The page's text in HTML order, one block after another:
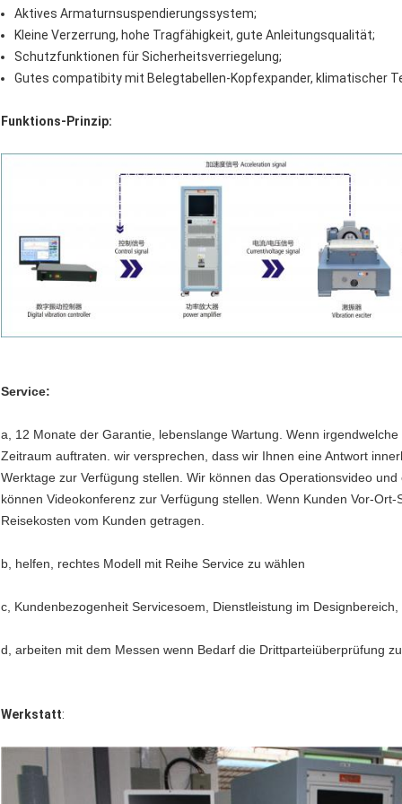
Aktives Armaturnsuspendierungssystem;
Kleine Verzerrung, hohe Tragfähigkeit, gute Anleitungsqualität;
Schutzfunktionen für Sicherheitsverriegelung;
Gutes compatibity mit Belegtabellen-Kopfexpander, klimatischer
Funktions-Prinzip:
Service:
a, 12 Monate der Garantie, lebenslange Wartung. Wenn
Zeitraum auftraten. wir versprechen, dass wir Ihnen eine Antwort
Werktage zur Verfügung stellen. Wir können das Operationsvideo
können Videokonferenz zur Verfügung stellen. Wenn Kunden Vor-
Reisekosten vom Kunden getragen.
b, helfen, rechtes Modell mit Reihe Service zu wählen
c, Kundenbezogenheit Servicesoem, Dienstleistung im
d, arbeiten mit dem Messen wenn Bedarf die Drittparteiüberprüfung
Werkstatt: